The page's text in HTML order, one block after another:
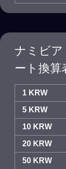
ナミビア
ート換算
1 KRW
5 KRW
10 KRW
20 KRW
50 KRW